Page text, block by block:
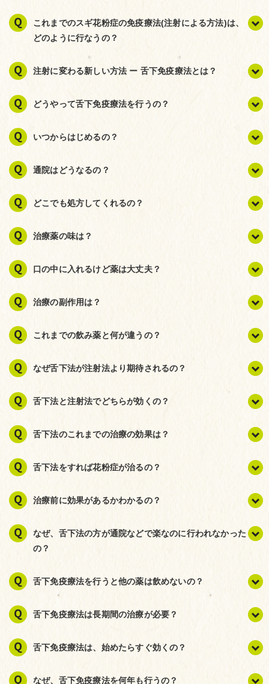
これまでのスギ花粉症の免疫療法(注射による方法)は、
どのように行なうの？
注射に変わる新しい方法 ー 舌下免疫療法とは？
どうやって舌下免疫療法を行うの？
いつからはじめるの？
通院はどうなるの？
どこでも処方してくれるの？
治療薬の味は？
口の中に入れるけど薬は大丈夫？
治療の副作用は？
これまでの飲み薬と何が違うの？
なぜ舌下法が注射法より期待されるの？
舌下法と注射法でどちらが効くの？
舌下法のこれまでの治療の効果は？
舌下法をすれば花粉症が治るの？
治療前に効果があるかわかるの？
なぜ、舌下法の方が通院などで楽なのに行われなかった
の？
舌下免疫療法を行うと他の薬は飲めないの？
舌下免疫療法は長期間の治療が必要？
舌下免疫療法は、始めたらすぐ効くの？
なぜ、舌下免疫療法を何年も行うの？